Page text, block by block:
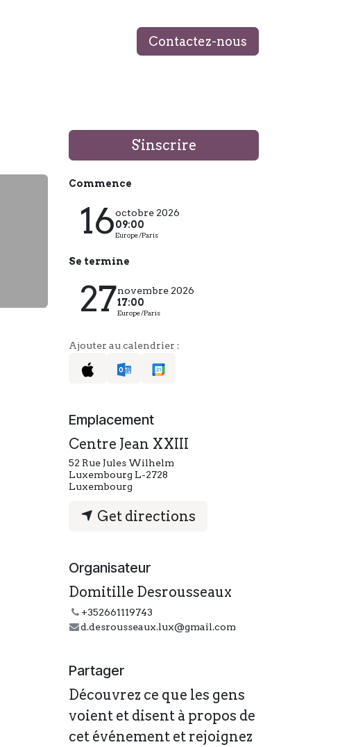
Contactez-nous
S'inscrire
Commence
16octobre 2026
09:00
Europe/Paris
Se termine
27novembre 2026
17:00
Europe/Paris
Ajouter au calendrier :
Emplacement
Centre Jean XXIII
52 Rue Jules Wilhelm
Luxembourg L-2728
Luxembourg
Get directions
Organisateur
Domitille Desrousseaux
+352661119743
d.desrousseaux.lux@gmail.com
Partager
Découvrez ce que les gens
voient et disent à propos de
cet événement et rejoignez